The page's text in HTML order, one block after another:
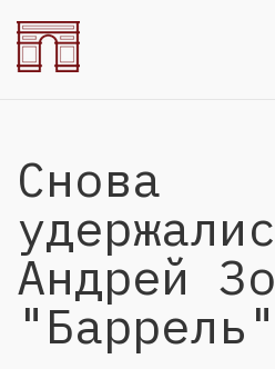
Снова
Андрей
"Баррель"